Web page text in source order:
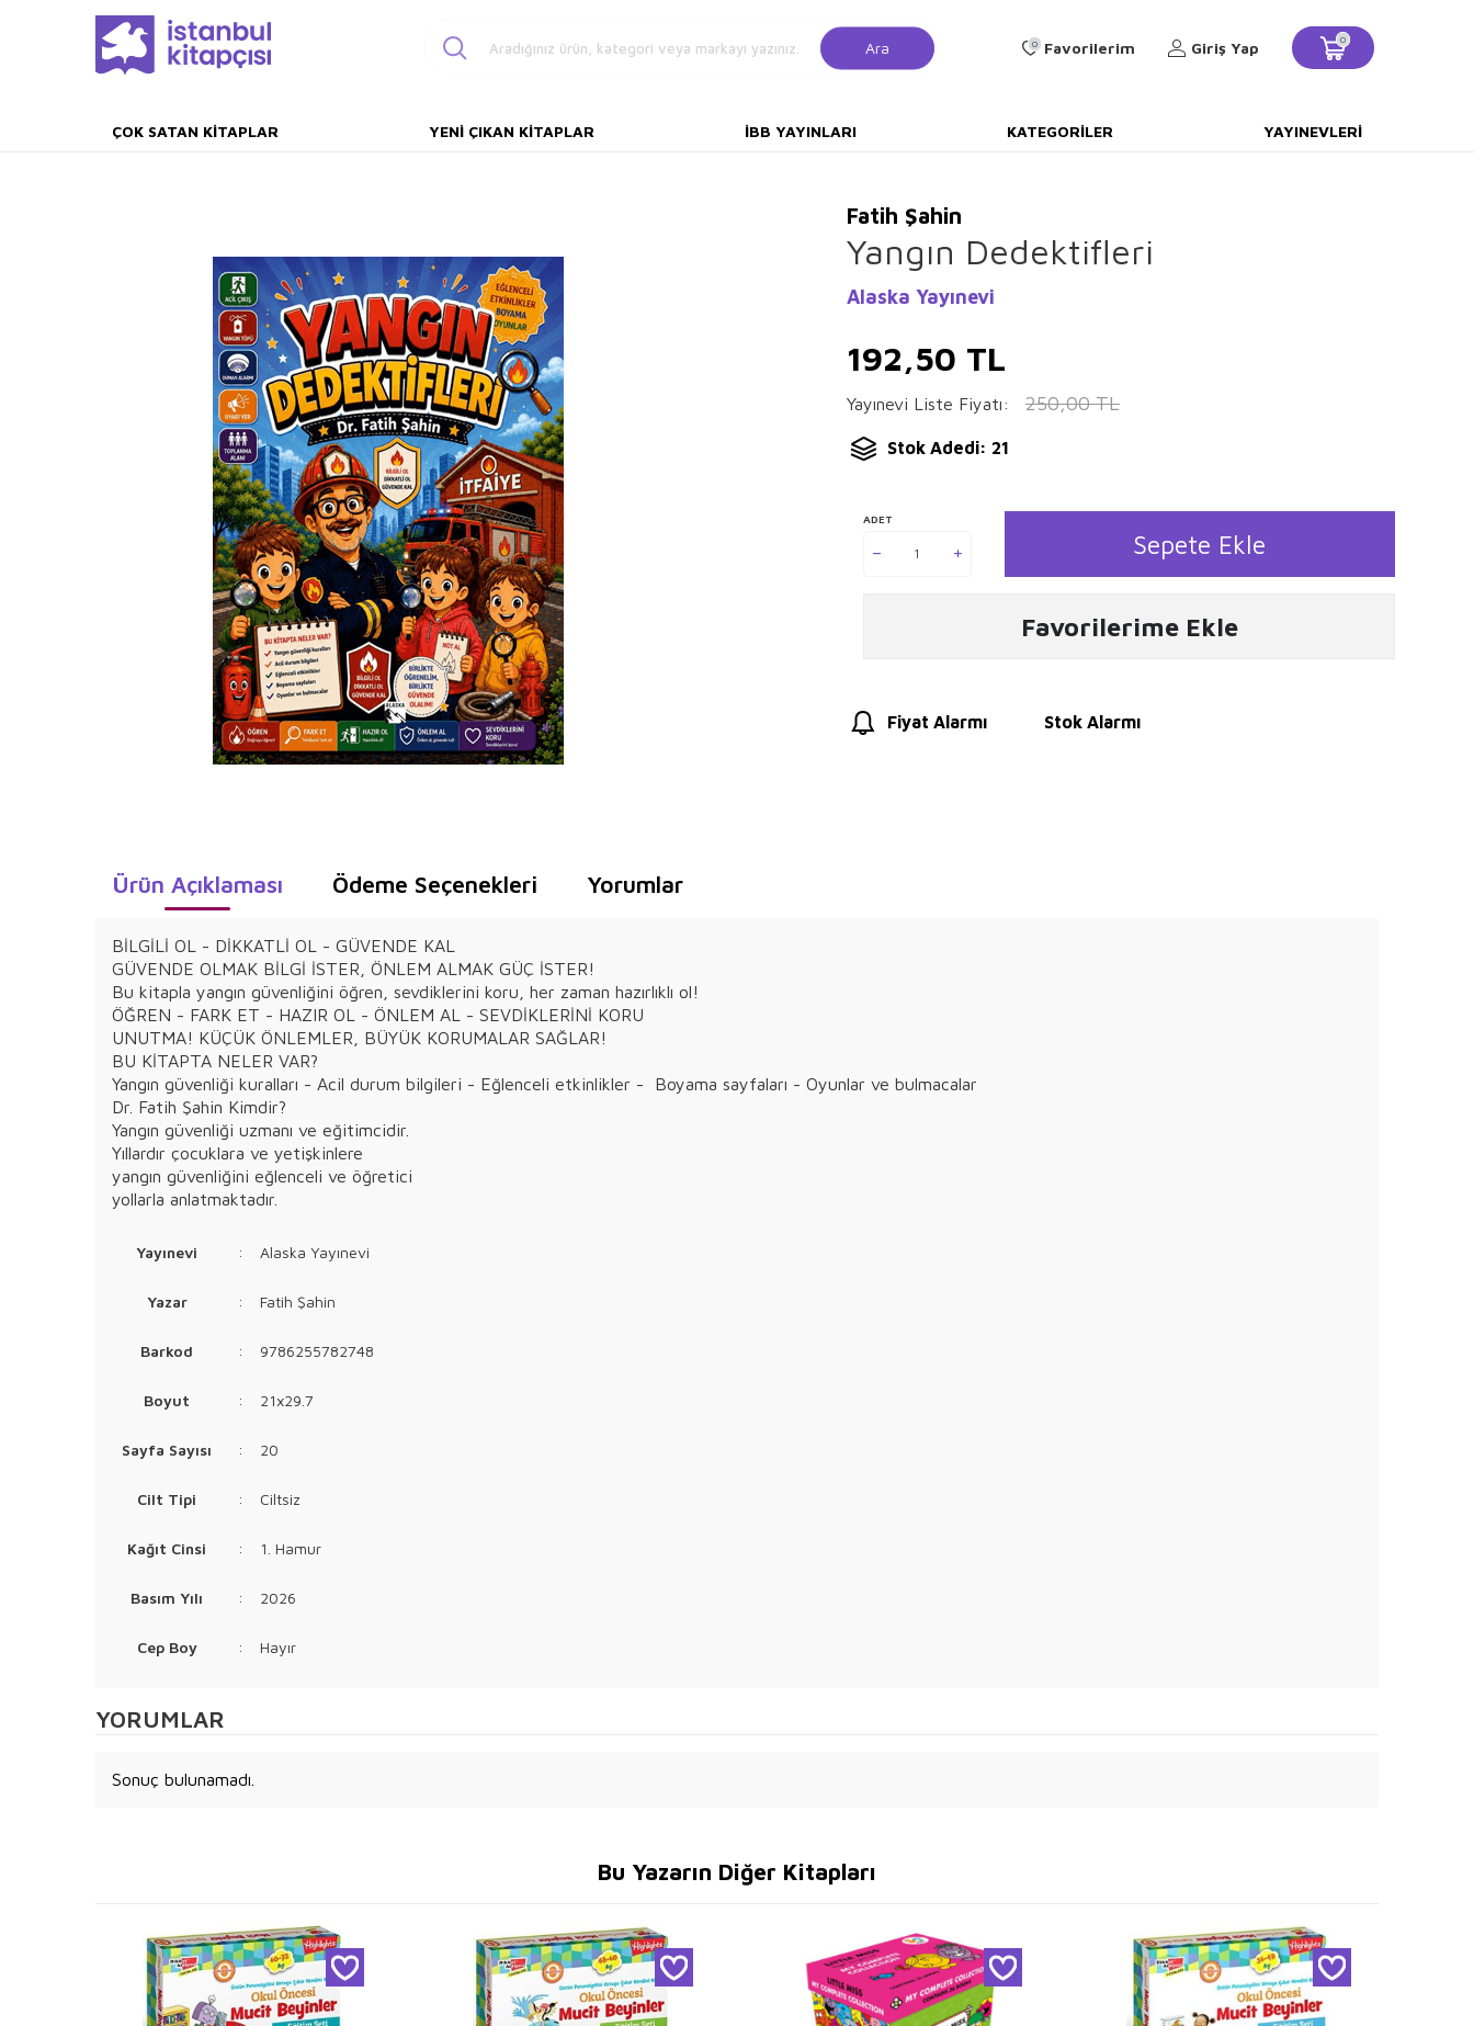
Ara 0 Favorilerim Giriş Yap 0
ÇOK SATAN KITAPLAR YENI ÇIKAN KITAPLAR İBB YAYINLARI KATEGORILER YAYINEVLERI
Fatih Şahin
Yangın Dedektifleri
Alaska Yayınevi
192,50 TL
Yayınevi Liste Fiyatı: 250,00TL
Stok Adedi: 21
ADET
Sepete Ekle
Favorilerime Ekle
Fiyat Alarmı Stok Alarmı
Ürün Açıklaması Ödeme Seçenekleri Yorumlar
BİLGİLİ OL - DİKKATLİ OL - GÜVENDE KAL
GÜVENDE OLMAK BİLGİ İSTER, ÖNLEM ALMAK GÜÇ İSTER!
Bu kitapla yangın güvenliğini öğren, sevdiklerini koru, her zaman hazırlıklı ol!
ÖĞREN - FARK ET - HAZIR OL - ÖNLEM AL - SEVDİKLERİNİ KORU
UNUTMA! KÜÇÜK ÖNLEMLER, BÜYÜK KORUMALAR SAĞLAR!
BU KİTAPTA NELER VAR?
Yangın güvenliği kuralları - Acil durum bilgileri - Eğlenceli etkinlikler - Boyama sayfaları - Oyunlar ve bulmacalar
Dr. Fatih Şahin Kimdir?
Yangın güvenliği uzmanı ve eğitimcidir.
Yıllardır çocuklara ve yetişkinlere
yangın güvenliğini eğlenceli ve öğretici
yollarla anlatmaktadır.
Yayınevi : Alaska Yayınevi
Yazar : Fatih Şahin
Barkod : 9786255782748
Boyut : 21x29.7
Sayfa Sayısı : 20
Cilt Tipi : Ciltsiz
Kağıt Cinsi : 1. Hamur
Basım Yılı : 2026
Cep Boy : Hayır
YORUMLAR
Sonuç bulunamadı.
Bu Yazarın Diğer Kitapları